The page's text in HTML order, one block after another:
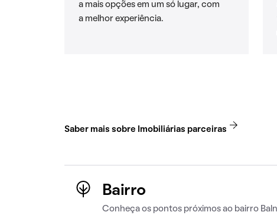
a mais opções em um só lugar, com
a melhor experiência.
Saber mais sobre Imobiliárias parceiras
Bairro
Conheça os pontos próximos ao bairro